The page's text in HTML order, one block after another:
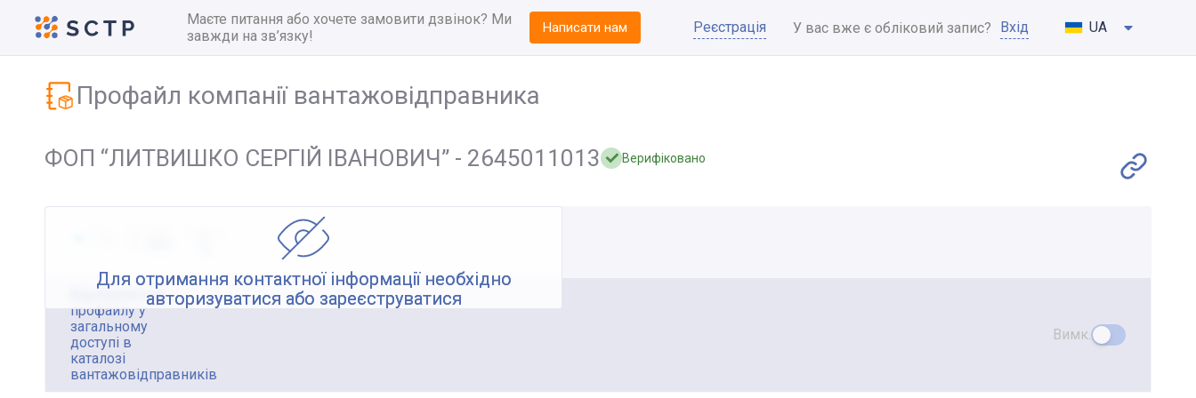
Маєте питання або хочете замовити дзвінок? Ми
завжди на зв’язку!
Написати нам Реєстрація У вас вже є обліковий запис? Вхід UA
Профайл компанії вантажовідправника
ФОП “ЛИТВИШКО СЕРГІЙ ІВАНОВИЧ” - 2645011013 Верифіковано
Для отримання контактної інформації необхідно
авторизуватися або зареєструватися
Відображення
профайлу у
загальному
доступі в
каталозі
вантажовідправників
Вимк.